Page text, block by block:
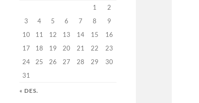
1
2
3
4 5 6 7 8
9
10
11 12 13 14 15
16
17
18 19 20 21 22
23
24
25 26 27 28 29
30
31
« DES.